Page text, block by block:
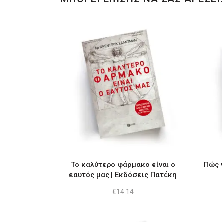
Το καλύτερο φάρμακο είναι ο
εαυτός μας | Εκδόσεις Πατάκη
€14.14
Πώς